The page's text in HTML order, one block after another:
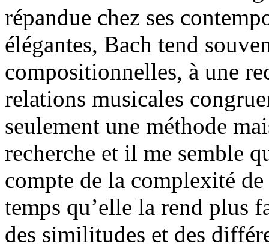
répandue chez ses
élégantes, Bach tend
compositionnelles, à une
relations musicales
seulement une méthode
recherche et il me semble
compte de la complexité
temps qu’elle la rend plus
des similitudes et des